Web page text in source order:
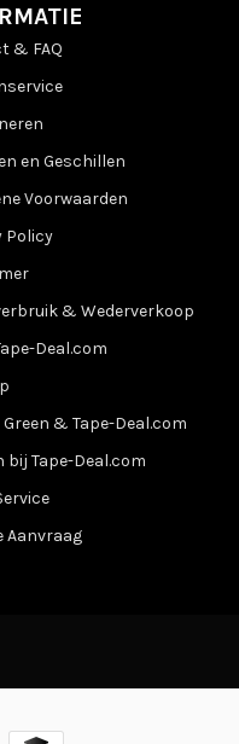
& FAQ
en Geschillen
Voorwaarden
Policy
& Wederverkoop
Deal.com
Green & Tape-Deal.com
bij Tape-Deal.com
Aanvraag